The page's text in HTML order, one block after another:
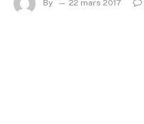
By 22 mars 2017